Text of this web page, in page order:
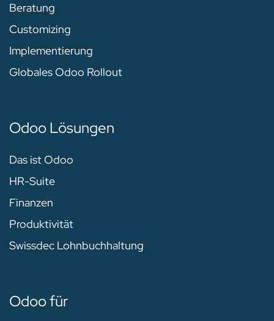
Beratung
Customizing
Implementierung
Globales Odoo Rollout
Odoo Lösungen
Das ist Odoo
HR-Suite
Finanzen
Produktivität
Swissdec Lohnbuchhaltung
Odoo für